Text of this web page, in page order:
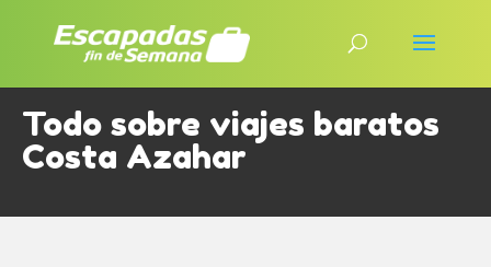
Todo sobre viajes baratos
Costa Azahar